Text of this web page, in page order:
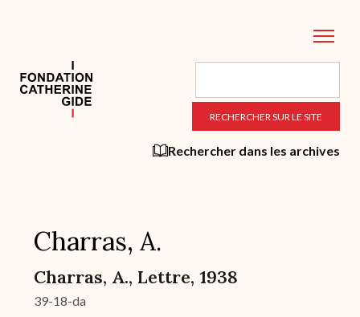
principal
Rechercher dans les archives
Charras, A.
Charras, A., Lettre, 1938
39-18-da